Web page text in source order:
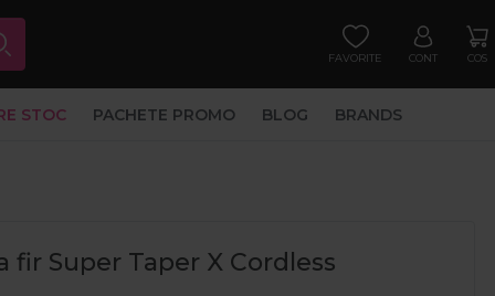
FAVORITE CONT COS
STOC PACHETE PROMO BLOG BRANDS
fir Super Taper X Cordless